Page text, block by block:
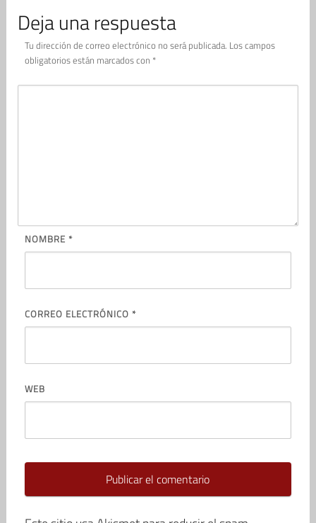
Deja una respuesta
Tu dirección de correo electrónico no será publicada. Los campos
obligatorios están marcados con *
NOMBRE *
CORREO ELECTRÓNICO *
WEB